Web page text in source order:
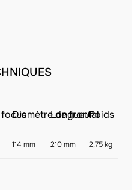
Diamètre de frontal
LongueurPoids
114 mm 210 mm 2,75 kg